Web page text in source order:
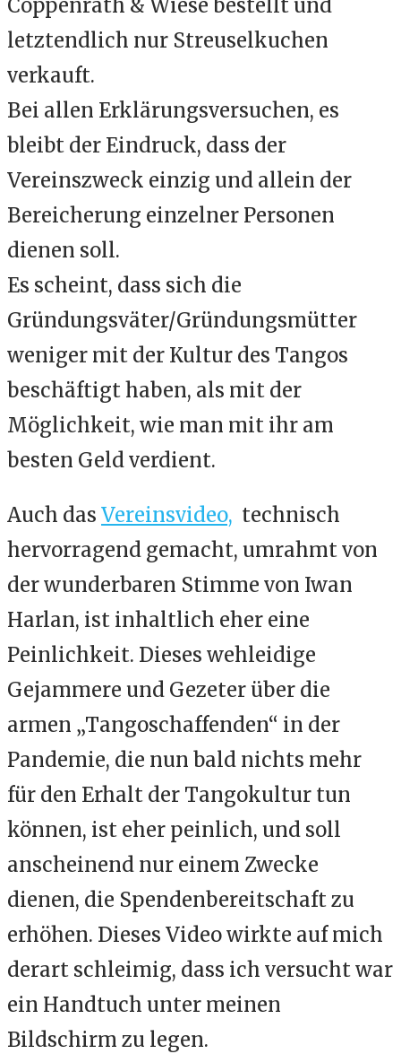
Coppenrath & Wiese bestellt und
letztendlich nur Streuselkuchen
verkauft.
Bei allen Erklärungsversuchen, es
bleibt der Eindruck, dass der
Vereinszweck einzig und allein der
Bereicherung einzelner Personen
dienen soll.
Es scheint, dass sich die
Gründungsväter/Gründungsmütter
weniger mit der Kultur des Tangos
beschäftigt haben, als mit der
Möglichkeit, wie man mit ihr am
besten Geld verdient.
Auch das Vereinsvideo, technisch
hervorragend gemacht, umrahmt von
der wunderbaren Stimme von Iwan
Harlan, ist inhaltlich eher eine
Peinlichkeit. Dieses wehleidige
Gejammere und Gezeter über die
armen „Tangoschaffenden“ in der
Pandemie, die nun bald nichts mehr
für den Erhalt der Tangokultur tun
können, ist eher peinlich, und soll
anscheinend nur einem Zwecke
dienen, die Spendenbereitschaft zu
erhöhen. Dieses Video wirkte auf mich
derart schleimig, dass ich versucht war
ein Handtuch unter meinen
Bildschirm zu legen.